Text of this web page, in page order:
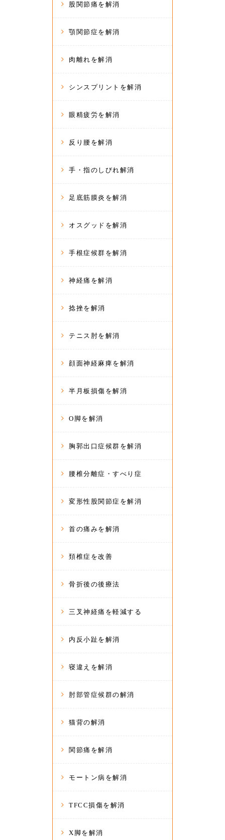
股関節痛を解消
顎関節症を解消
肉離れを解消
シンスプリントを解消
眼精疲労を解消
反り腰を解消
手・指のしびれ解消
足底筋膜炎を解消
オスグッドを解消
手根症候群を解消
神経痛を解消
捻挫を解消
テニス肘を解消
顔面神経麻痺を解消
半月板損傷を解消
O脚を解消
胸郭出口症候群を解消
腰椎分離症・すべり症
変形性股関節症を解消
首の痛みを解消
頚椎症を改善
骨折後の後療法
三叉神経痛を軽減する
内反小趾を解消
寝違えを解消
肘部管症候群の解消
猫背の解消
関節痛を解消
モートン病を解消
TFCC損傷を解消
X脚を解消